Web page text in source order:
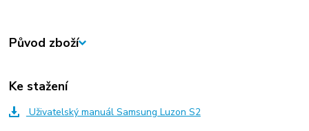
Původ zboží
Ke stažení
Uživatelský manuál Samsung Luzon S2